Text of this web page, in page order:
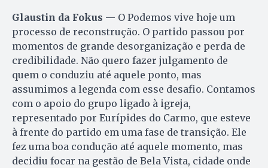
Glaustin da Fokus — O Podemos vive hoje um
processo de reconstrução. O partido passou por
momentos de grande desorganização e perda de
credibilidade. Não quero fazer julgamento de
quem o conduziu até aquele ponto, mas
assumimos a legenda com esse desafio. Contamos
com o apoio do grupo ligado à igreja,
representado por Eurípides do Carmo, que esteve
à frente do partido em uma fase de transição. Ele
fez uma boa condução até aquele momento, mas
decidiu focar na gestão de Bela Vista, cidade onde